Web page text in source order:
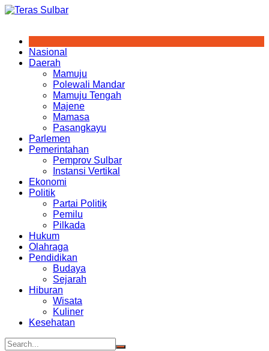
Skip
Nasional
Daerah
Mamuju
Polewali Mandar
Mamuju Tengah
Majene
Mamasa
Pasangkayu
Parlemen
Pemerintahan
Pemprov Sulbar
Instansi Vertikal
Ekonomi
Politik
Partai Politik
Pemilu
Pilkada
Hukum
Olahraga
Pendidikan
Budaya
Sejarah
Hiburan
Wisata
Kuliner
Kesehatan